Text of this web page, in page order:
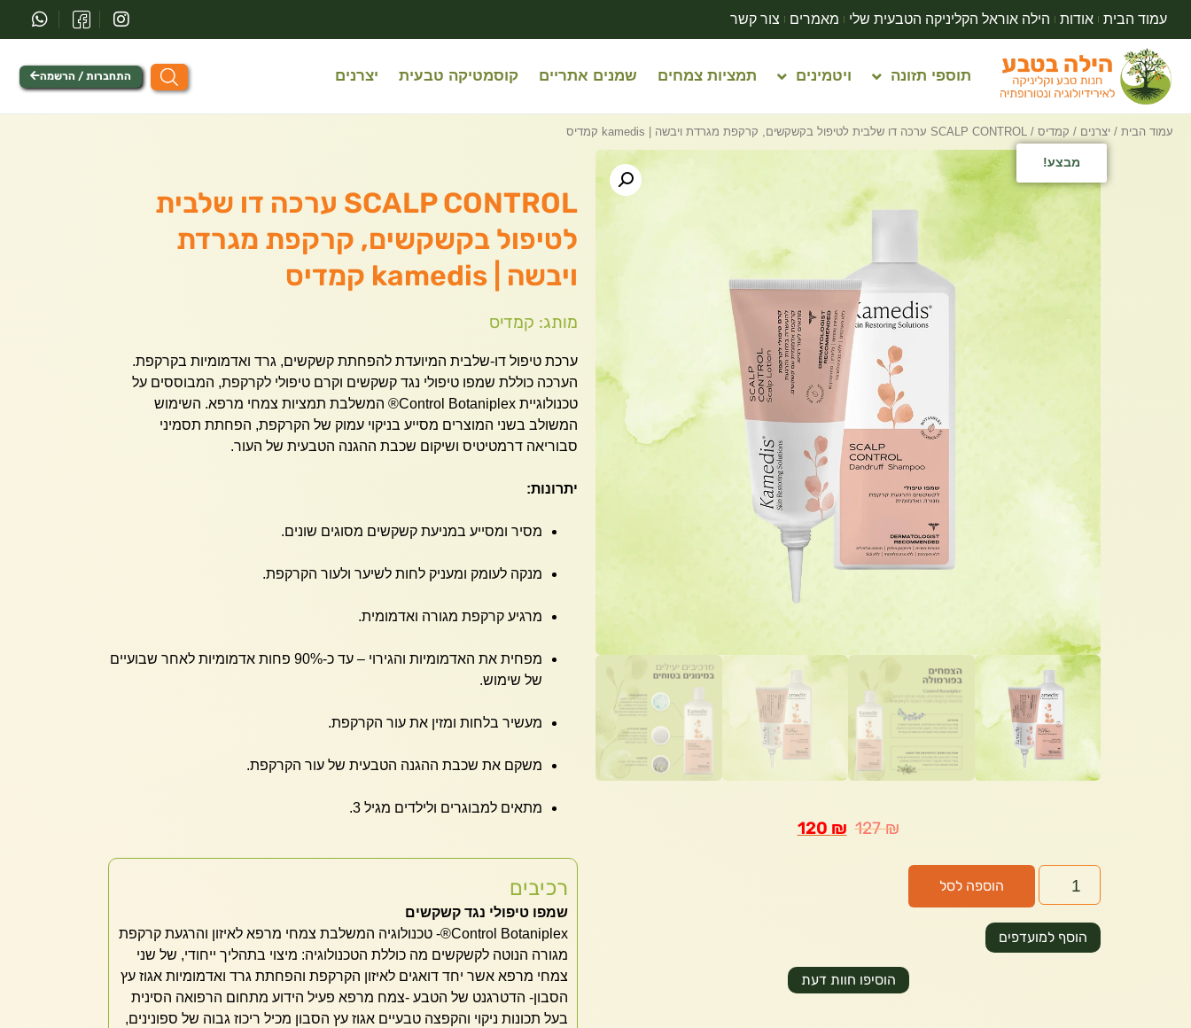
עמוד הבית אודות הילה אוראל הקליניקה הטבעית שלי מאמרים צור קשר
תוספי תזונה ויטמינים תמציות צמחים שמנים אתריים קוסמטיקה טבעית יצרנים התחברות / הרשמה
עמוד הבית / יצרנים / קמדיס / SCALP CONTROL ערכה דו שלבית לטיפול בקשקשים, קרקפת מגרדת ויבשה | kamedis קמדיס
מבצע!
127₪
120 ₪
הוספה לסל
הוסיפו חוות דעת
הוסף למועדפים
SCALP CONTROL ערכה דו שלבית
לטיפול בקשקשים, קרקפת מגרדת
ויבשה | kamedis קמדיס
מותג: קמדיס
ערכת טיפול דו-שלבית המיועדת להפחתת קשקשים, גרד ואדמומיות בקרקפת.
הערכה כוללת שמפו טיפולי נגד קשקשים וקרם טיפולי לקרקפת, המבוססים על
טכנולוגיית Control Botaniplex® המשלבת תמציות צמחי מרפא.
השימוש
המשולב בשני המוצרים מסייע בניקוי עמוק של הקרקפת, הפחתת תסמיני
סבוריאה דרמטיטיס ושיקום שכבת ההגנה הטבעית של העור.
יתרונות:
מסיר ומסייע במניעת קשקשים מסוגים שונים.
מנקה לעומק ומעניק לחות לשיער ולעור הקרקפת.
מרגיע קרקפת מגורה ואדמומית.
מפחית את האדמומיות והגירוי – עד כ-90% פחות אדמומיות לאחר שבועיים
של שימוש.
מעשיר בלחות ומזין את עור הקרקפת.
משקם את שכבת ההגנה הטבעית של עור הקרקפת.
מתאים למבוגרים ולילדים מגיל 3.
רכיבים
שמפו טיפולי נגד קשקשים
Control Botaniplex®- טכנולוגיה המשלבת צמחי מרפא לאיזון והרגעת קרקפת
מגורה הנוטה לקשקשים מה כוללת הטכנולוגיה: מיצוי בתהליך ייחודי, של שני
צמחי מרפא אשר יחד דואגים לאיזון הקרקפת והפחתת גרד ואדמומיות אגוז עץ
הסבון- הדטרגנט של הטבע -צמח מרפא פעיל הידוע מתחום הרפואה הסינית
בעל תכונות ניקוי והקפצה טבעיים אגוז עץ הסבון מכיל ריכוז גבוה של ספונינים,